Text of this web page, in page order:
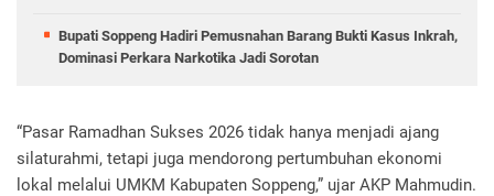
Bupati Soppeng Hadiri Pemusnahan Barang Bukti Kasus Inkrah,
Dominasi Perkara Narkotika Jadi Sorotan
“Pasar Ramadhan Sukses 2026 tidak hanya menjadi ajang
silaturahmi, tetapi juga mendorong pertumbuhan ekonomi
lokal melalui UMKM Kabupaten Soppeng,” ujar AKP Mahmudin.